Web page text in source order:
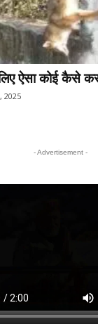
ऐसा कोई कैसे कर
2025
- Advertisement -